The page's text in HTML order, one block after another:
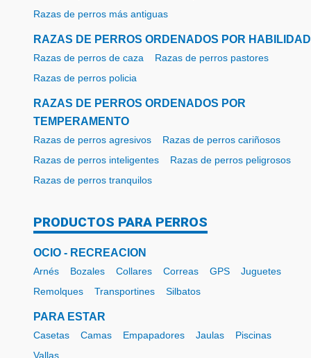
Razas de perros más antiguas
RAZAS DE PERROS ORDENADOS POR HABILIDAD
Razas de perros de caza
Razas de perros pastores
Razas de perros policia
RAZAS DE PERROS ORDENADOS POR
TEMPERAMENTO
Razas de perros agresivos
Razas de perros cariñosos
Razas de perros inteligentes
Razas de perros peligrosos
Razas de perros tranquilos
PRODUCTOS PARA PERROS
OCIO - RECREACION
Arnés Bozales Collares Correas GPS
Juguetes
Remolques
Transportines Silbatos
PARA ESTAR
Casetas Camas Empapadores Jaulas
Piscinas
Vallas